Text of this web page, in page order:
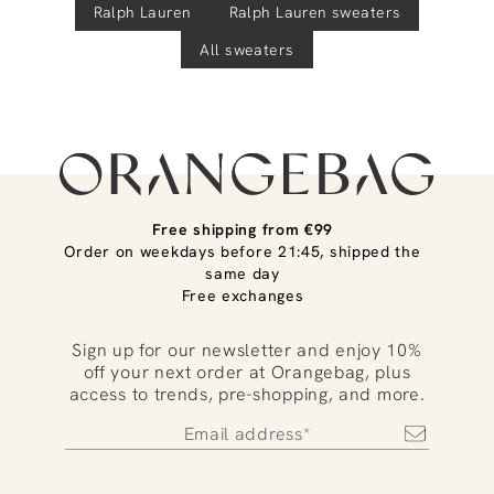
Ralph Lauren Ralph Lauren sweaters
All sweaters
Free shipping from €99
Order on weekdays before 21:45, shipped the
same day
Free exchanges
Sign up for our newsletter and enjoy 10%
off your next order at Orangebag, plus
access to trends, pre-shopping, and more.